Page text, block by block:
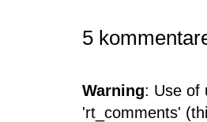
5
Warning: Use of
'rt_comments'